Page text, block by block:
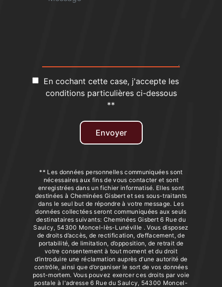
En cochant cette case, j'accepte les
conditions particulières ci-dessous
**
Envoyer
** Les données personnelles communiquées sont
nécessaires aux fins de vous contacter et sont
enregistrées dans un fichier informatisé. Elles sont
destinées à Cheminées Gisbert et ses sous-traitants
dans le seul but de répondre à votre message. Les
données collectées seront communiquées aux seuls
destinataires suivants: Cheminées Gisbert 6 Rue du
Saulcy, 54300 Moncel-lès-Lunéville . Vous disposez
de droits d’accès, de rectification, d’effacement, de
portabilité, de limitation, d’opposition, de retrait de
votre consentement à tout moment et du droit
d’introduire une réclamation auprès d’une autorité de
contrôle, ainsi que d’organiser le sort de vos données
post-mortem. Vous pouvez exercer ces droits par voie
postale à l'adresse 6 Rue du Saulcy, 54300 Moncel-